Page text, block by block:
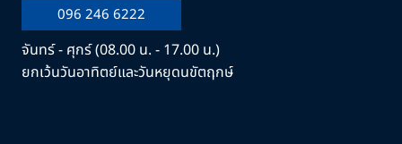
096 246 6222
จันทร์ - ศุกร์ (08.00 น. - 17.00 น.)
ยกเว้นวันอาทิตย์และวันหยุดนขัตฤกษ์